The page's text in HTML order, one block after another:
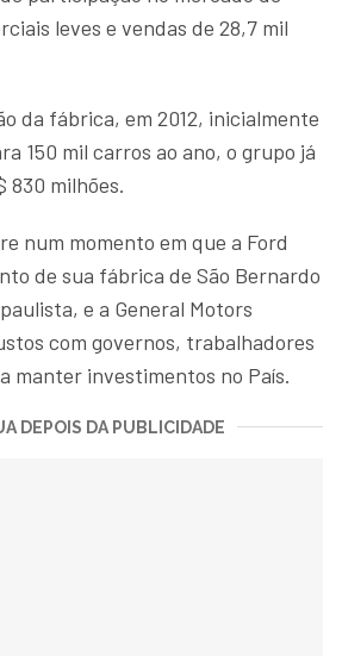
leves e vendas de 28,7 mil
da fábrica, em 2012, inicialmente
150 mil carros ao ano, o grupo já
830 milhões.
num momento em que a Ford
de sua fábrica de São Bernardo
e a General Motors
com governos, trabalhadores
manter investimentos no País.
DEPOIS DA PUBLICIDADE